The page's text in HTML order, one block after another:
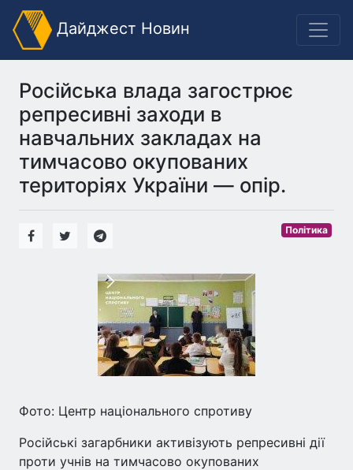
Дайджест Новин
Російська влада загострює
репресивні заходи в
навчальних закладах на
тимчасово окупованих
територіях України — опір.
Політика
Фото: Центр національного спротиву
Російські загарбники активізують репресивні дії
проти учнів на тимчасово окупованих